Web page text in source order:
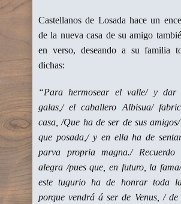
Castellanos de Losada hace un
de la nueva casa de su amigo
en verso, deseando a su familia
dichas:
“Para hermosear el valle/ y dar
galas,/ el caballero Albisua/
casa, /Que ha de ser de sus
que posada,/ y en ella ha de
parva propria magna./ Recuerdo
alegra /pues que, en futuro, la
este tugurio ha de honrar toda
porque vendrá á ser de Venus, /